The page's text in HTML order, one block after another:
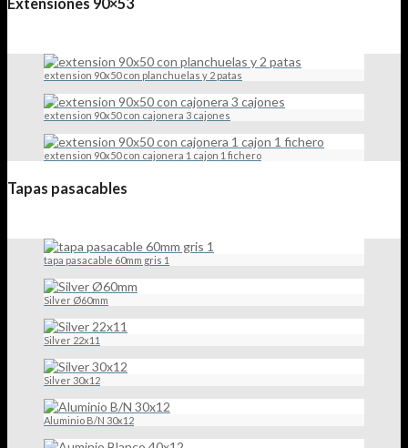
extension 90x50 con planchuelas y 2 patas
extension 90x50 con cajonera 3 cajones
extension 90x50 con cajonera 1 cajon 1 fichero
Tapas pasacables
tapa pasacable 60mm gris 1
Silver Ø60mm
Silver 22x11
Silver 30x12
Aluminio B/N 30x12